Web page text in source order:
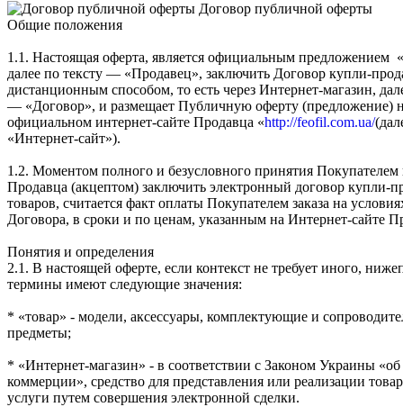
Договор публичной оферты
Общие положения
1.1. Настоящая оферта, является официальным предложением
далее по тексту — «Продавец», заключить Договор купли-
дистанционным способом, то есть через Интернет-магазин,
— «Договор», и размещает Публичную оферту (предложение)
официальном интернет-сайте Продавца «http://feofil.com.ua/
«Интернет-сайт»).
1.2. Моментом полного и безусловного принятия
Продавца (акцептом) заключить электронный договор купли-
товаров, считается факт оплаты Покупателем заказа на
Договора, в сроки и по ценам, указанным на Интернет-сайте
Понятия и определения
2.1. В настоящей оферте, если контекст не требует иного,
термины имеют следующие значения:
* «товар» - модели, аксессуары, комплектующие и
предметы;
* «Интернет-магазин» - в соответствии с Законом Украины
коммерции», средство для представления или реализации
услуги путем совершения электронной сделки.